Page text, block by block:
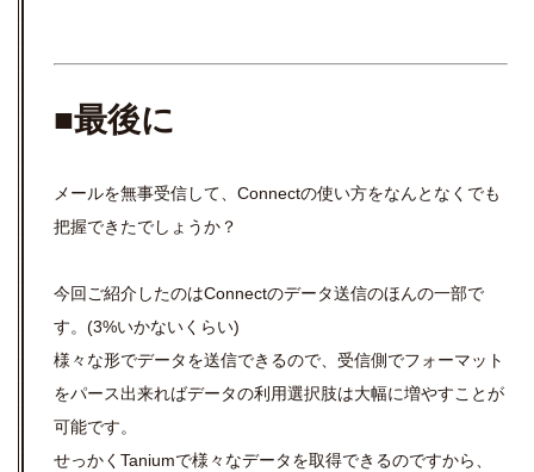
■最後に
メールを無事受信して、Connectの使い方をなんとなくでも
把握できたでしょうか？
今回ご紹介したのはConnectのデータ送信のほんの一部で
す。(3%いかないくらい)
様々な形でデータを送信できるので、受信側でフォーマット
をパース出来ればデータの利用選択肢は大幅に増やすことが
可能です。
せっかくTaniumで様々なデータを取得できるのですから、